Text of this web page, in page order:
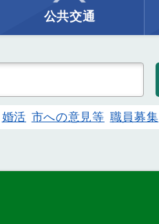
公共交通
婚活 市への意見等 職員募集